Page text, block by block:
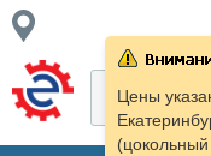
Цены
(цокольный